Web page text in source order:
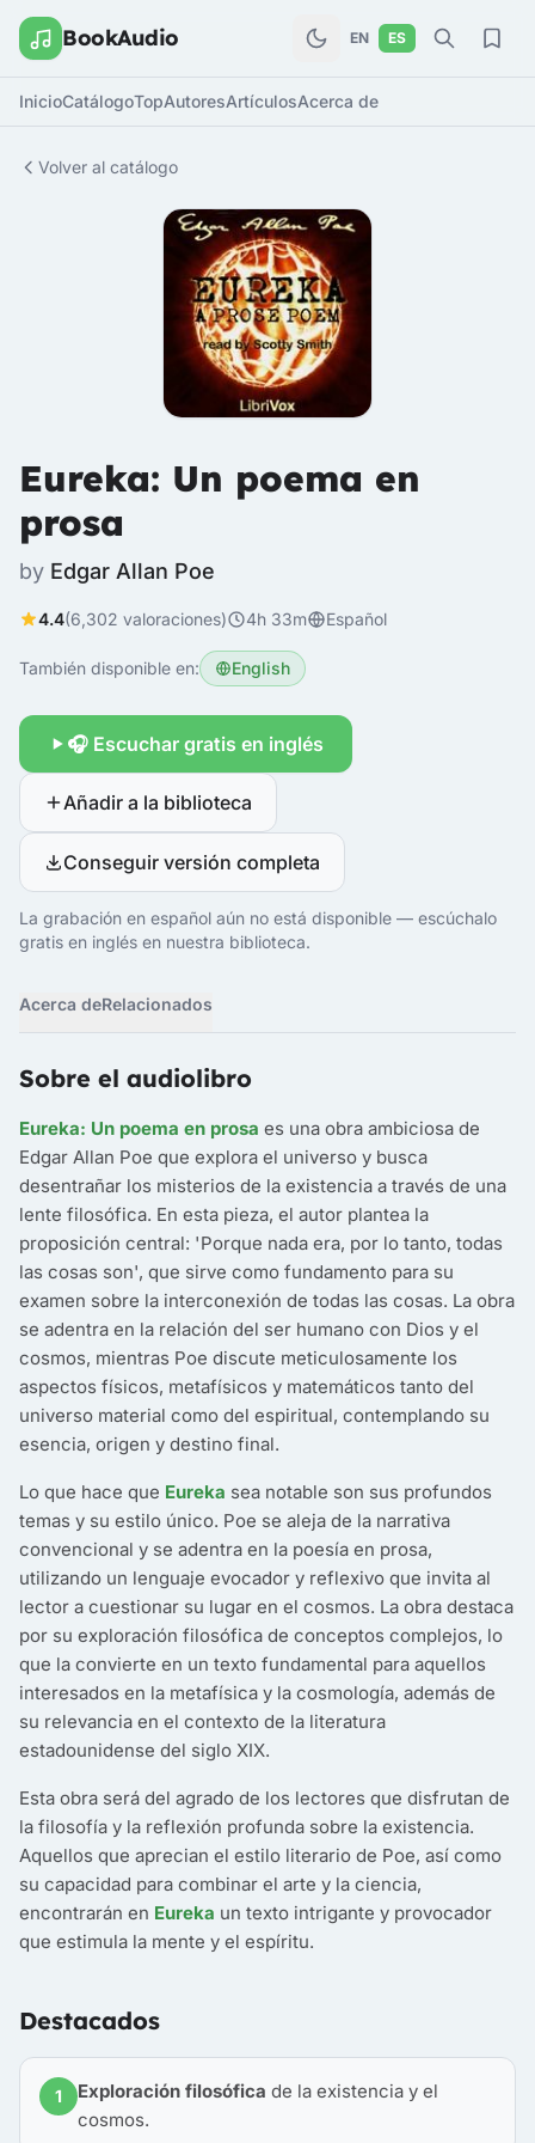
BookAudio EN ES
InicioCatálogoTopAutoresArtículosAcerca de
Volver al catálogo
Eureka: Un poema en
prosa
by Edgar Allan Poe
4.4(6,302 valoraciones) 4h 33m Español
También disponible en: English
🎧 Escuchar gratis en inglés
Añadir a la biblioteca
Conseguir versión completa
La grabación en español aún no está disponible — escúchalo
gratis en inglés en nuestra biblioteca.
Acerca deRelacionados
Sobre el audiolibro
Eureka: Un poema en prosa es una obra ambiciosa de
Edgar Allan Poe que explora el universo y busca
desentrañar los misterios de la existencia a través de una
lente filosófica. En esta pieza, el autor plantea la
proposición central: 'Porque nada era, por lo tanto, todas
las cosas son', que sirve como fundamento para su
examen sobre la interconexión de todas las cosas. La obra
se adentra en la relación del ser humano con Dios y el
cosmos, mientras Poe discute meticulosamente los
aspectos físicos, metafísicos y matemáticos tanto del
universo material como del espiritual, contemplando su
esencia, origen y destino final.
Lo que hace que Eureka sea notable son sus profundos
temas y su estilo único. Poe se aleja de la narrativa
convencional y se adentra en la poesía en prosa,
utilizando un lenguaje evocador y reflexivo que invita al
lector a cuestionar su lugar en el cosmos. La obra destaca
por su exploración filosófica de conceptos complejos, lo
que la convierte en un texto fundamental para aquellos
interesados en la metafísica y la cosmología, además de
su relevancia en el contexto de la literatura
estadounidense del siglo XIX.
Esta obra será del agrado de los lectores que disfrutan de
la filosofía y la reflexión profunda sobre la existencia.
Aquellos que aprecian el estilo literario de Poe, así como
su capacidad para combinar el arte y la ciencia,
encontrarán en Eureka un texto intrigante y provocador
que estimula la mente y el espíritu.
Destacados
1 Exploración filosófica de la existencia y el
cosmos.